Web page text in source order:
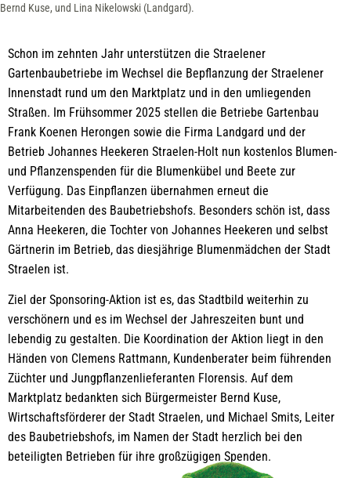
Bernd Kuse, und Lina Nikelowski (Landgard).
Schon im zehnten Jahr unterstützen die Straelener
Gartenbaubetriebe im Wechsel die Bepflanzung der Straelener
Innenstadt rund um den Marktplatz und in den umliegenden
Straßen. Im Frühsommer 2025 stellen die Betriebe Gartenbau
Frank Koenen Herongen sowie die Firma Landgard und der
Betrieb Johannes Heekeren Straelen-Holt nun kostenlos Blumen-
und Pflanzenspenden für die Blumenkübel und Beete zur
Verfügung. Das Einpflanzen übernahmen erneut die
Mitarbeitenden des Baubetriebshofs. Besonders schön ist, dass
Anna Heekeren, die Tochter von Johannes Heekeren und selbst
Gärtnerin im Betrieb, das diesjährige Blumenmädchen der Stadt
Straelen ist.
Ziel der Sponsoring-Aktion ist es, das Stadtbild weiterhin zu
verschönern und es im Wechsel der Jahreszeiten bunt und
lebendig zu gestalten. Die Koordination der Aktion liegt in den
Händen von Clemens Rattmann, Kundenberater beim führenden
Züchter und Jungpflanzenlieferanten Florensis. Auf dem
Marktplatz bedankten sich Bürgermeister Bernd Kuse,
Wirtschaftsförderer der Stadt Straelen, und Michael Smits, Leiter
des Baubetriebshofs, im Namen der Stadt herzlich bei den
beteiligten Betrieben für ihre großzügigen Spenden.